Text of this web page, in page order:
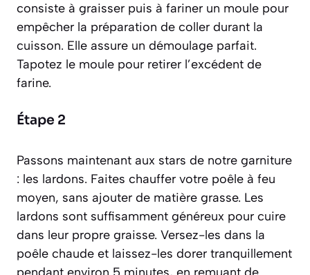
consiste à graisser puis à fariner un moule pour
empêcher la préparation de coller durant la
cuisson. Elle assure un démoulage parfait.
Tapotez le moule pour retirer l’excédent de
farine.
Étape 2
Passons maintenant aux stars de notre garniture
: les lardons. Faites chauffer votre poêle à feu
moyen, sans ajouter de matière grasse. Les
lardons sont suffisamment généreux pour cuire
dans leur propre graisse. Versez-les dans la
poêle chaude et laissez-les dorer tranquillement